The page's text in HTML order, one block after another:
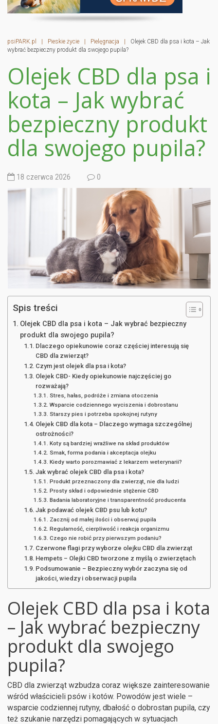
psiPARK.pl | Pieskie życie | Pielęgnacja |
Olejek CBD dla psa i kota – Jak
wybrać bezpieczny produkt dla swojego pupila?
Olejek CBD dla psa i
kota – Jak wybrać
bezpieczny produkt
dla swojego pupila?
18 czerwca 2026 0
Spis treści
Olejek CBD dla psa i kota – Jak wybrać bezpieczny
produkt dla swojego pupila?
Dlaczego opiekunowie coraz częściej interesują się
CBD dla zwierząt?
Czym jest olejek dla psa i kota?
Olejek CBD- Kiedy opiekunowie najczęściej go
rozważają?
Stres, hałas, podróże i zmiana otoczenia
Wsparcie codziennego wyciszenia i dobrostanu
Starszy pies i potrzeba spokojnej rutyny
Olejek CBD dla kota – Dlaczego wymaga szczególnej
ostrożności?
Koty są bardziej wrażliwe na skład produktów
Smak, forma podania i akceptacja olejku
Kiedy warto porozmawiać z lekarzem weterynarii?
Jak wybrać olejek CBD dla psa i kota?
Produkt przeznaczony dla zwierząt, nie dla ludzi
Prosty skład i odpowiednie stężenie CBD
Badania laboratoryjne i transparentność producenta
Jak podawać olejek CBD psu lub kotu?
Zacznij od małej ilości i obserwuj pupila
Regularność, cierpliwość i reakcja organizmu
Czego nie robić przy pierwszym podaniu?
Czerwone flagi przy wyborze olejku CBD dla zwierząt
Hempets – Olejki CBD tworzone z myślą o zwierzętach
Podsumowanie – Bezpieczny wybór zaczyna się od
jakości, wiedzy i obserwacji pupila
Olejek CBD dla psa i kota
– Jak wybrać bezpieczny
produkt dla swojego
pupila?
CBD dla zwierząt wzbudza coraz większe zainteresowanie
wśród właścicieli psów i kotów. Powodów jest wiele –
wsparcie codziennej rutyny, dbałość o dobrostan pupila, czy
też szukanie narzędzi pomagających w sytuacjach